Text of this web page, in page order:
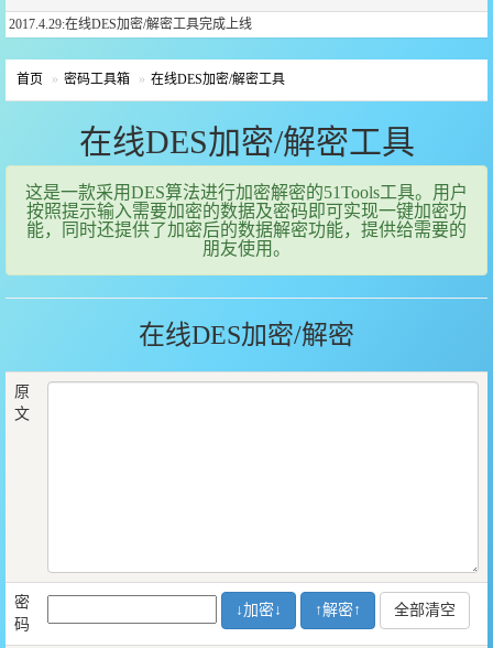
2017.4.29:在线DES加密/解密工具完成上线
首页 密码工具箱 在线DES加密/解密工具
在线DES加密/解密工具
这是一款采用DES算法进行加密解密的51Tools工具。用户
按照提示输入需要加密的数据及密码即可实现一键加密功
能，同时还提供了加密后的数据解密功能，提供给需要的
朋友使用。
在线DES加密/解密
原
文
密
码